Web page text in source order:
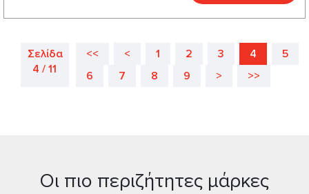
Σελίδα
4 / 11
<< < 1 2 3 4
5
6
7 8 9 > >>
Οι πιο περιζήτητες μάρκες